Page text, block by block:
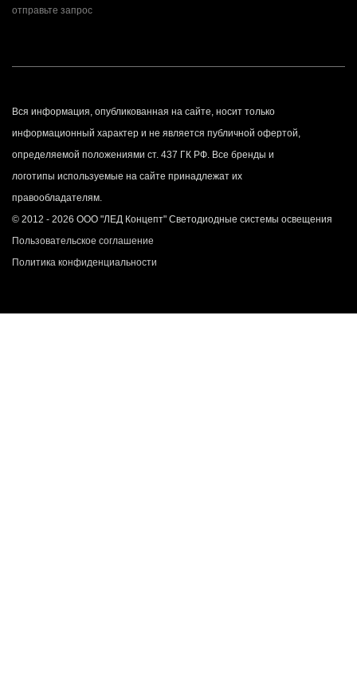
отправьте запрос
Вся информация, опубликованная на сайте, носит только
информационный характер и не является публичной офертой,
определяемой положениями ст. 437 ГК РФ. Все бренды и
логотипы используемые на сайте принадлежат их
правообладателям.
© 2012 - 2026 ООО "ЛЕД Концепт" Светодиодные системы освещения
Пользовательское соглашение
Политика конфиденциальности